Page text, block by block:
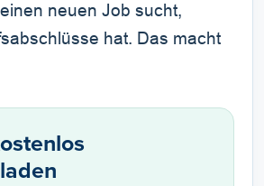
neuen Job sucht,
hat. Das macht